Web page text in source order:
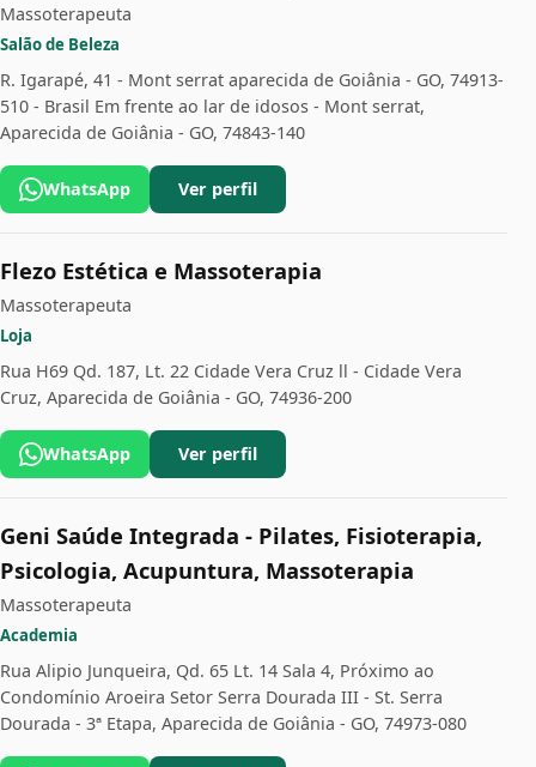
Massoterapeuta
Salão de Beleza
R. Igarapé, 41 - Mont serrat aparecida de Goiânia - GO, 74913-
510 - Brasil Em frente ao lar de idosos - Mont serrat,
Aparecida de Goiânia - GO, 74843-140
WhatsApp Ver perfil
Flezo Estética e Massoterapia
Massoterapeuta
Loja
Rua H69 Qd. 187, Lt. 22 Cidade Vera Cruz ll - Cidade Vera
Cruz, Aparecida de Goiânia - GO, 74936-200
WhatsApp Ver perfil
Geni Saúde Integrada - Pilates, Fisioterapia,
Psicologia, Acupuntura, Massoterapia
Massoterapeuta
Academia
Rua Alipio Junqueira, Qd. 65 Lt. 14 Sala 4, Próximo ao
Condomínio Aroeira Setor Serra Dourada III - St. Serra
Dourada - 3ª Etapa, Aparecida de Goiânia - GO, 74973-080